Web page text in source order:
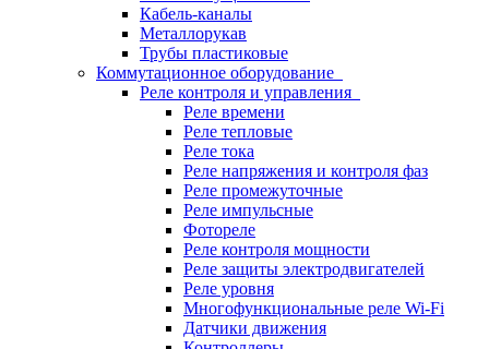
Кабель-каналы
Металлорукав
Трубы пластиковые
Коммутационное оборудование
Реле контроля и управления
Реле времени
Реле тепловые
Реле тока
Реле напряжения и контроля фаз
Реле промежуточные
Реле импульсные
Фотореле
Реле контроля мощности
Реле защиты электродвигателей
Реле уровня
Многофункциональные реле Wi-Fi
Датчики движения